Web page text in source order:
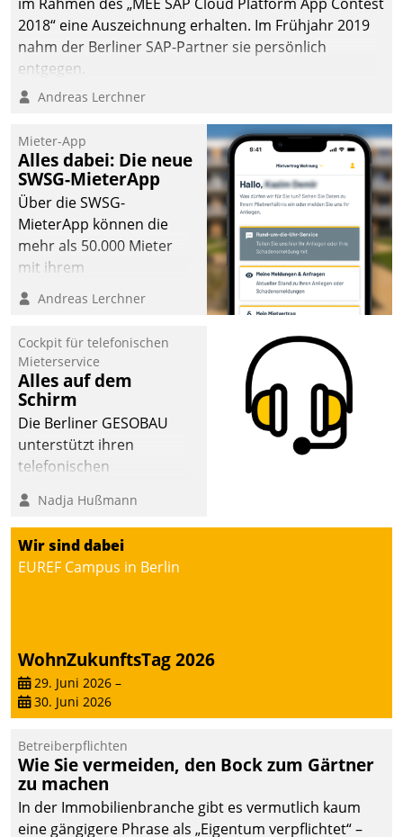
2018“ eine Auszeichnung erhalten. Im Frühjahr 2019
nahm der Berliner SAP-Partner sie persönlich
entgegen.
Andreas Lerchner
Mieter-App
Alles dabei: Die neue
SWSG-MieterApp
Über die SWSG-
MieterApp können die
mehr als 50.000 Mieter
mit ihrem
Wohnungsunternehmen
kommunizieren, auf dem
einsehen und ändern
oder
Schadensmeldungen
abgeben – rund um die
Uhr.
Andreas Lerchner
Cockpit für telefonischen
Mieterservice
Alles auf dem
Schirm
Die Berliner GESOBAU
unterstützt ihren
telefonischen
digitalen Cockpit, das
situationsbezogen
passende Fragen und
Schlagworte auswirft.
Serviceteam, Anrufe von
Mietenden zügiger und
effizienter zu bearbeiten.
Nadja Hußmann
Wir sind dabei
EUREF Campus in Berlin
WohnZukunftsTag 2026
29. Juni 2026 –
30. Juni 2026
Betreiberpflichten
Wie Sie vermeiden, den Bock zum Gärtner
zu machen
In der Immobilienbranche gibt es vermutlich kaum
eine gängigere Phrase als „Eigentum verpflichtet“ –